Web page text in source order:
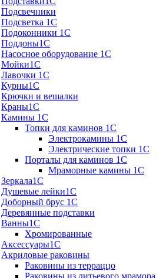
Подсвечники
Подсветка 1С
Подоконники 1С
Поддоны1С
Насосное оборудование 1С
Мойки1С
Лавочки 1С
Курны1С
Крючки и вешалки
Краны1С
Камины 1C
Топки для каминов 1C
Электрокамины 1С
Электрические топки 1C
Порталы для каминов 1С
Мраморные камины 1C
Зеркала1С
Душевые лейки1С
Доборный брус 1С
Деревянные подставки
Ванны1С
Хромированные
Аксессуары1С
Акриловые раковины
Раковины из терраццо
Раковины из литьевого мрамора